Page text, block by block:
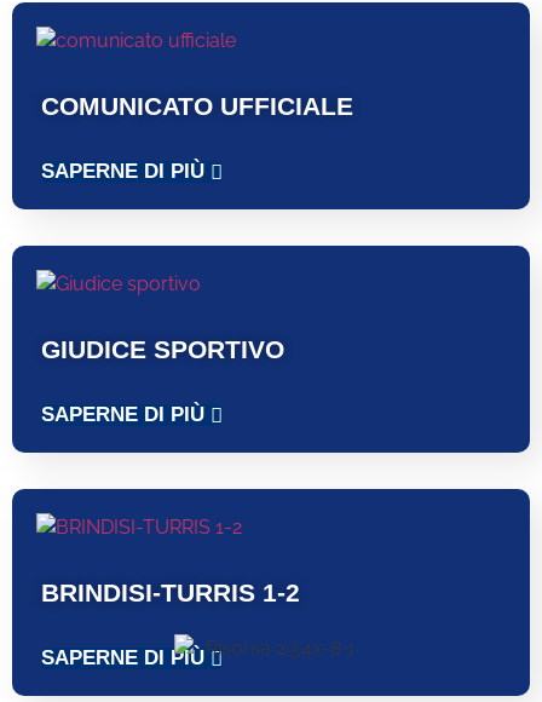
COMUNICATO UFFICIALE
SAPERNE DI PIÙ
GIUDICE SPORTIVO
SAPERNE DI PIÙ
BRINDISI-TURRIS 1-2
SAPERNE DI PIÙ